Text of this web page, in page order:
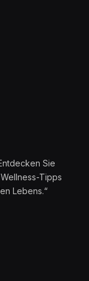
Sie
Tipps
Lebens.“